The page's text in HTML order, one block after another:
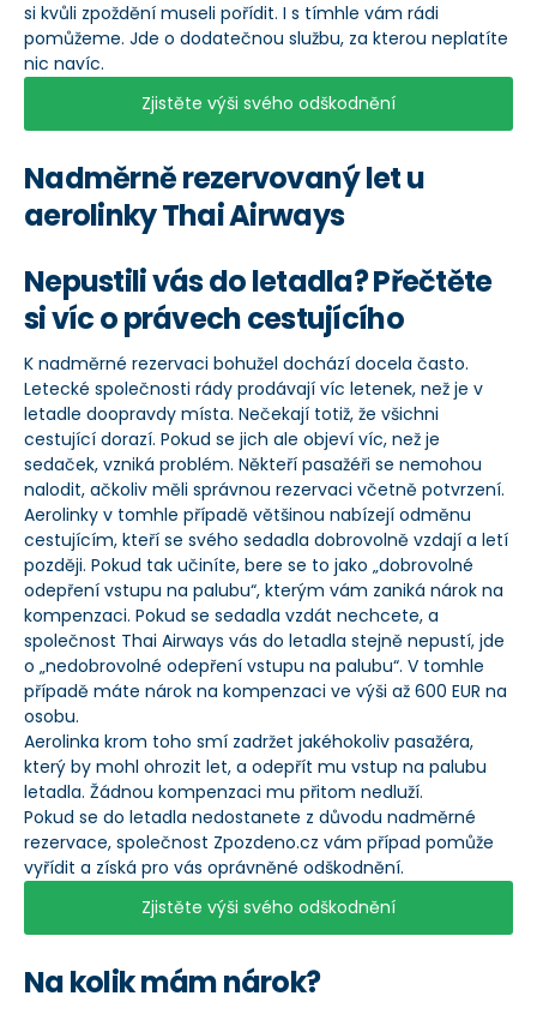
si kvůli zpoždění museli pořídit. I s tímhle vám rádi
pomůžeme. Jde o dodatečnou službu, za kterou neplatíte
nic navíc.
Zjistěte výši svého odškodnění
Nadměrně rezervovaný let u
aerolinky Thai Airways
Nepustili vás do letadla? Přečtěte
si víc o právech cestujícího
K nadměrné rezervaci bohužel dochází docela často.
Letecké společnosti rády prodávají víc letenek, než je v
letadle doopravdy místa. Nečekají totiž, že všichni
cestující dorazí. Pokud se jich ale objeví víc, než je
sedaček, vzniká problém. Někteří pasažéři se nemohou
nalodit, ačkoliv měli správnou rezervaci včetně potvrzení.
Aerolinky v tomhle případě většinou nabízejí odměnu
cestujícím, kteří se svého sedadla dobrovolně vzdají a letí
později. Pokud tak učiníte, bere se to jako „dobrovolné
odepření vstupu na palubu“, kterým vám zaniká nárok na
kompenzaci. Pokud se sedadla vzdát nechcete, a
společnost Thai Airways vás do letadla stejně nepustí, jde
o „nedobrovolné odepření vstupu na palubu“. V tomhle
případě máte nárok na kompenzaci ve výši až 600 EUR na
osobu.
Aerolinka krom toho smí zadržet jakéhokoliv pasažéra,
který by mohl ohrozit let, a odepřít mu vstup na palubu
letadla. Žádnou kompenzaci mu přitom nedluží.
Pokud se do letadla nedostanete z důvodu nadměrné
rezervace, společnost Zpozdeno.cz vám případ pomůže
vyřídit a získá pro vás oprávněné odškodnění.
Zjistěte výši svého odškodnění
Na kolik mám nárok?